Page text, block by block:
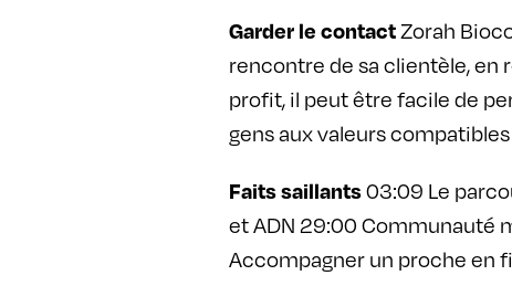
Garder le contactZorah
rencontre de sa clientèle, en
profit, il peut être facile de
gens aux valeurs
Faits saillants03:09 Le
et ADN 29:00 Communauté
Accompagner un proche en